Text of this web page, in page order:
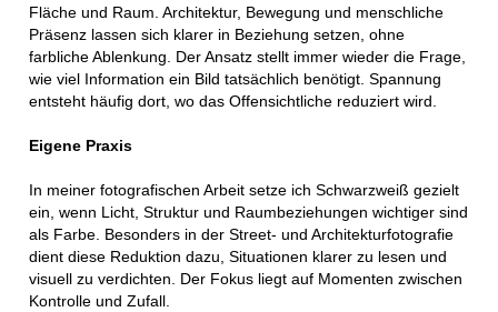
Fläche und Raum. Architektur, Bewegung und menschliche
Präsenz lassen sich klarer in Beziehung setzen, ohne
farbliche Ablenkung. Der Ansatz stellt immer wieder die Frage,
wie viel Information ein Bild tatsächlich benötigt. Spannung
entsteht häufig dort, wo das Offensichtliche reduziert wird.
Eigene Praxis
In meiner fotografischen Arbeit setze ich Schwarzweiß gezielt
ein, wenn Licht, Struktur und Raumbeziehungen wichtiger sind
als Farbe. Besonders in der Street- und Architekturfotografie
dient diese Reduktion dazu, Situationen klarer zu lesen und
visuell zu verdichten. Der Fokus liegt auf Momenten zwischen
Kontrolle und Zufall.